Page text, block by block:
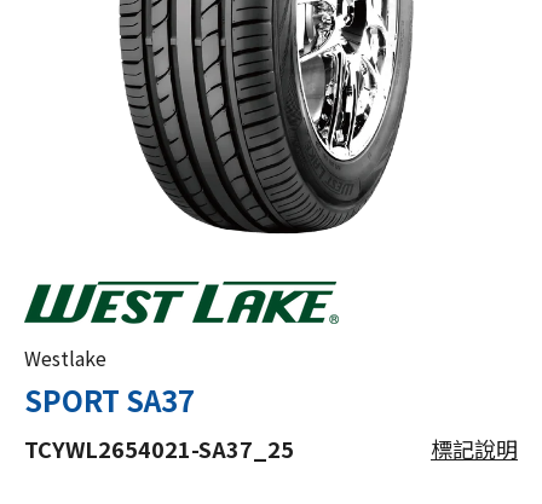
Westlake
SPORT SA37
TCYWL2654021-SA37_25 標記說明